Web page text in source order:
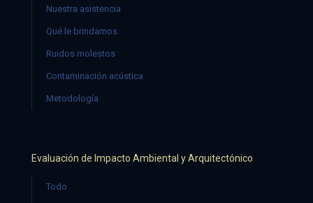
Nuestra asistencia
Qué le brindamos
Ruidos molestos
Contaminación acústica
Metodología
Evaluación de Impacto Ambiental y Arquitectónico
Todo